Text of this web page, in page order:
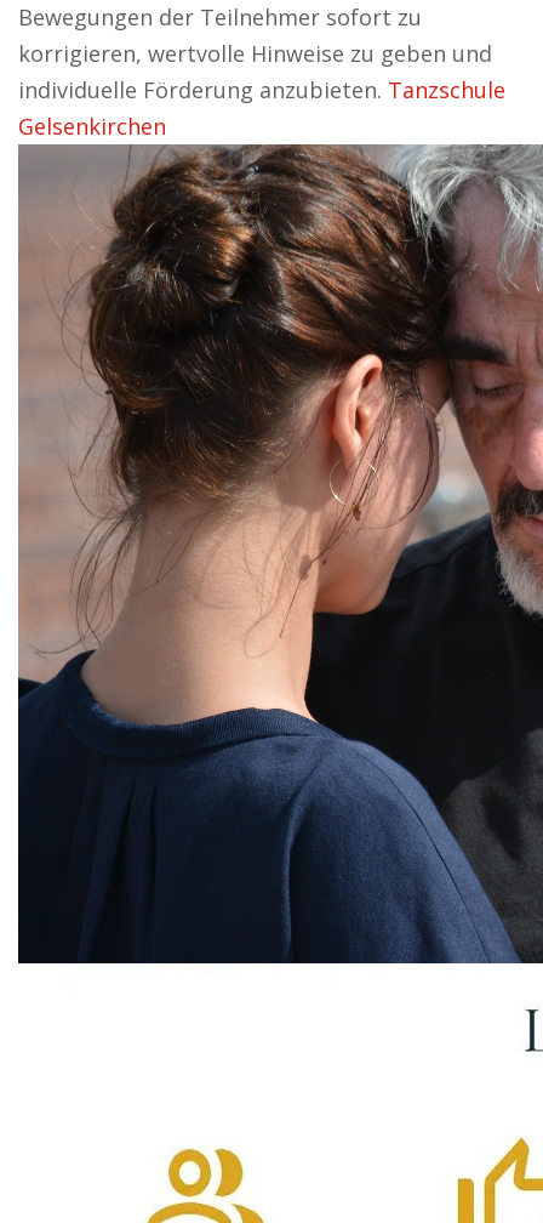
Bewegungen der Teilnehmer sofort zu
korrigieren, wertvolle Hinweise zu geben und
individuelle Förderung anzubieten. Tanzschule
Gelsenkirchen